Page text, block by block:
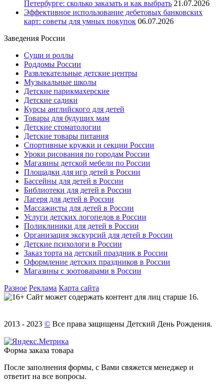
Петербурге: сколько заказать и как выбрать 21.07.2026
Эффективное использование дебетовых банковских
карт: советы для умных покупок 06.07.2026
Заведения России
Суши и роллы
Роддомы России
Развлекательные детские центры
Музыкальные школы
Детские парикмахерские
Детские садики
Курсы английского для детей
Товары для будущих мам
Детские стоматологии
Детские товары питания
Спортивные кружки и секции России
Уроки рисования по городам России
Магазины детской мебели по России
Площадки для игр детей в России
Бассейны для детей в России
Библиотеки для детей в России
Лагеря для детей в России
Массажисты для детей в России
Услуги детских логопедов в России
Поликлиники для детей в России
Организация экскурсий для детей в России
Детские психологи в России
Заказ торта на детский праздник в России
Оформление детских праздников в России
Магазины с зоотоварами в России
Разное Реклама Карта сайта
Сайт может содержать контент для лиц старше 16.
2013 - 2023 © Все права защищены Детский День Рождения.
Форма заказа товара
После заполнения формы, с Вами свяжется менеджер и
ответит на все вопросы.